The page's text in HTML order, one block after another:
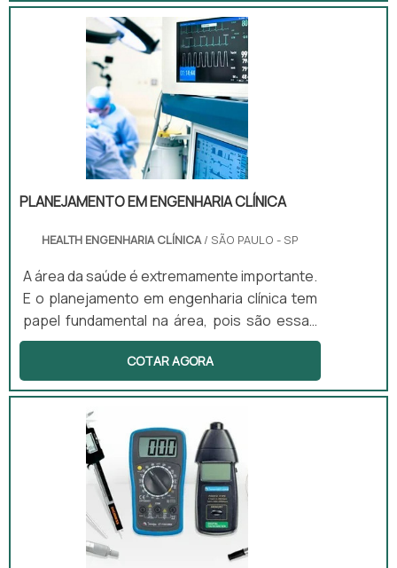
qualidade para que os resultados dos
exames sejam fornecidos de forma precisa
para os pacientes. Equipamentos de grande
relevância Lanternas de LED: ajudam os
médicos a realizar exames e verificar
sintomas de doenças em orifícios do corpo
do paciente, por exemplo, ouvido, nari.
PLANEJAMENTO EM ENGE­NHARIA CLÍNICA
HEALTH ENGENHARIA CLÍNICA/ SÃO PAULO - SP
A área da saúde é extremamente importante.
E o planejamento em enge­nharia clínica tem
papel fundamental na área, pois são essas
empresas que oferecer produtos e serviços
para vários estabelecimentos da área, como
clínicas, hospitais, laboratórios, por
exemplo.As empresas dessa área podem
realizar manutenções em equipamentos,
produtos e aparelhos que fazem os mais
diversos tipos de exames médicos. As
manutenções podem ser preventivas e
corretivas, que têm como objetivo prevenir
que erros aconteç.
COTAR AGORA